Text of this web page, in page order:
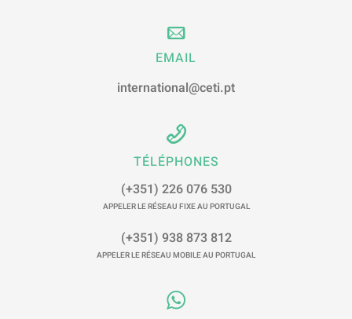
EMAIL
international@ceti.pt
TÉLÉPHONES
(+351) 226 076 530
APPELER LE RÉSEAU FIXE AU PORTUGAL
(+351) 938 873 812
APPELER LE RÉSEAU MOBILE AU PORTUGAL